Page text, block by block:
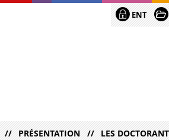
ENT
PRÉSENTATION LES